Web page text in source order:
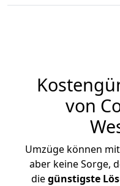
von
Umzüge können
aber keine Sorge,
diegünstigste